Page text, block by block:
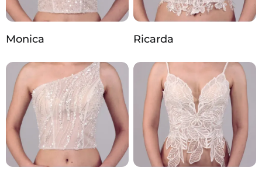
Monica Ricarda